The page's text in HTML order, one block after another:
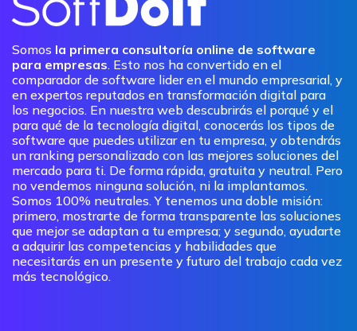
Somos la primera consultoría online de software
para empresas. Esto nos ha convertido en el
comparador de software lider en el mundo empresarial, y
en expertos reputados en transformación digital para
los negocios. En nuestra web descubrirás el porqué y el
para qué de la tecnología digital, conocerás los tipos de
software que puedes utilizar en tu empresa, y obtendrás
un ranking personalizado con las mejores soluciones del
mercado para ti. De forma rápida, gratuita y neutral. Pero
no vendemos ninguna solución, ni la implantamos.
Somos 100% neutrales. Y tenemos una doble misión:
primero, mostrarte de forma transparente las soluciones
que mejor se adaptan a tu empresa; y segundo, ayudarte
a adquirir las competencias y habilidades que
necesitarás en un presente y futuro del trabajo cada vez
más tecnológico.